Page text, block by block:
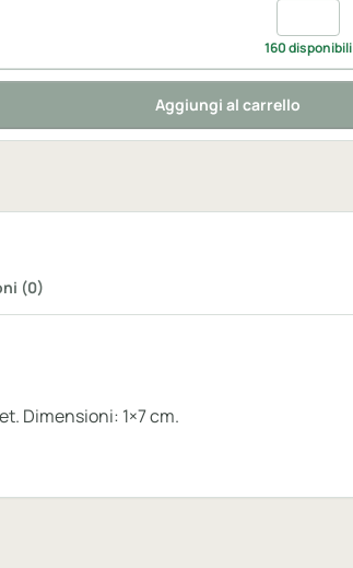
160 disponibili
Aggiungi al carrello
(0)
Dimensioni: 1×7 cm.